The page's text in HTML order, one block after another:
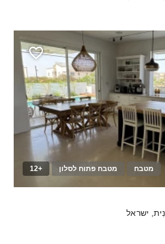
מטבח מטבח פתוח לסלון +12
ישראל